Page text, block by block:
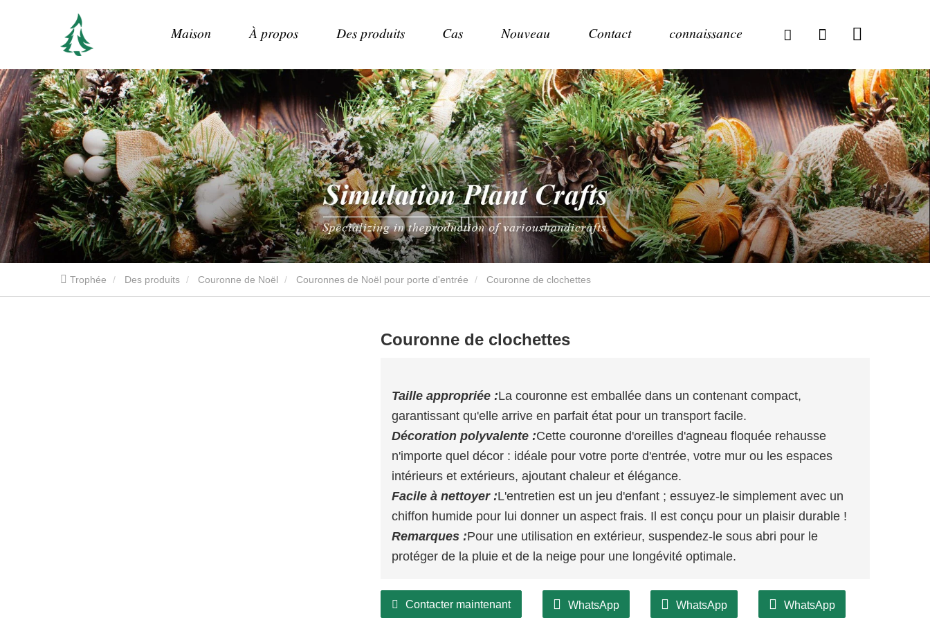
Maison À propos Des produits Cas Nouveau Contact connaissance
Trophée Des produits Couronne de Noël Couronnes de Noël pour porte d'entrée Couronne de clochettes
Couronne de clochettes
Taille appropriée :La couronne est emballée dans un contenant compact,
garantissant qu'elle arrive en parfait état pour un transport facile.
Décoration polyvalente :Cette couronne d'oreilles d'agneau floquée rehausse
n'importe quel décor : idéale pour votre porte d'entrée, votre mur ou les espaces
intérieurs et extérieurs, ajoutant chaleur et élégance.
Facile à nettoyer :L'entretien est un jeu d'enfant ; essuyez-le simplement avec un
chiffon humide pour lui donner un aspect frais. Il est conçu pour un plaisir durable !
Remarques :Pour une utilisation en extérieur, suspendez-le sous abri pour le
protéger de la pluie et de la neige pour une longévité optimale.
Contacter maintenant WhatsApp WhatsApp WhatsApp